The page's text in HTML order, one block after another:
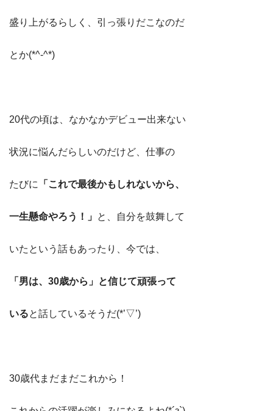
盛り上がるらしく、引っ張りだこなのだ
とか(*^-^*)
20代の頃は、なかなかデビュー出来ない
状況に悩んだらしいのだけど、仕事の
たびに 「これで最後かもしれないから、
一生懸命やろう！」 と、自分を鼓舞して
いたという話もあったり、今では、
「男は、30歳から」と信じて頑張って
いると話しているそうだ(*’▽’)
30歳代まだまだこれから！